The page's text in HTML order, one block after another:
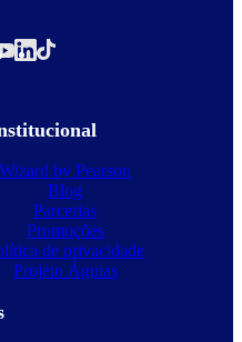
Wizard by Pearson
Blog
Parcerias
Promoções
de privacidade
Projeto Águias